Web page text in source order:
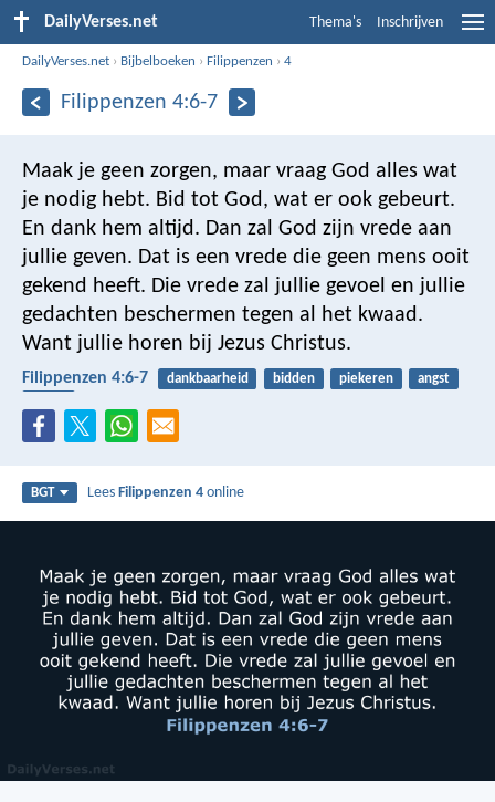
DailyVerses.net Thema's Inschrijven
DailyVerses.net › Bijbelboeken ›Filippenzen ›4
Filippenzen 4:6-7
Maak je geen zorgen, maar vraag God alles wat
je nodig hebt. Bid tot God, wat er ook gebeurt.
En dank hem altijd. Dan zal God zijn vrede aan
jullie geven. Dat is een vrede die geen mens ooit
gekend heeft. Die vrede zal jullie gevoel en jullie
gedachten beschermen tegen al het kwaad.
Want jullie horen bij Jezus Christus.
Filippenzen 4:6-7 dankbaarheid bidden piekeren
angst
BGT LeesFilippenzen 4 online